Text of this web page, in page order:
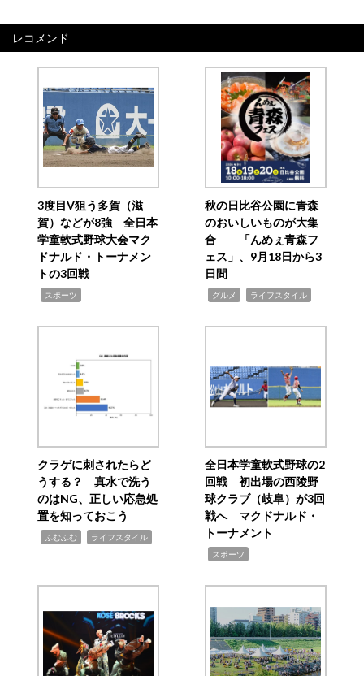
レコメンド
3度目V狙う多賀（滋
賀）などが8強 全日本
学童軟式野球大会マク
ドナルド・トーナメン
トの3回戦
スポーツ
秋の日比谷公園に青森
のおいしいものが大集
合 「んめぇ青森フ
ェス」、9月18日から3
日間
グルメ ライフスタイル
クラゲに刺されたらど
うする？ 真水で洗う
のはNG、正しい応急処
置を知っておこう
ふむふむ ライフスタイル
全日本学童軟式野球の2
回戦 初出場の西陵野
球クラブ（岐阜）が3回
戦へ マクドナルド・
トーナメント
スポーツ